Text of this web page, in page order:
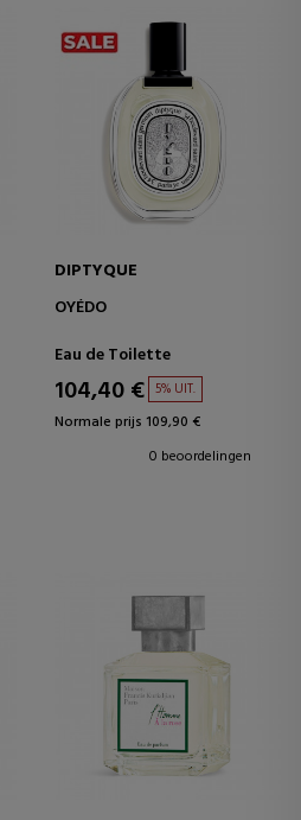
DIPTYQUE
OYÉDO
Eau de Toilette
104,40 € 5% UIT.
Normale prijs 109,90 €
0 beoordelingen